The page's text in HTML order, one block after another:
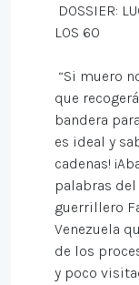
DOSSIER:
LOS 60
“Si muero
que
bandera
es ideal y
cadenas!
palabras
guerrillero
Venezuela
de los
y poco